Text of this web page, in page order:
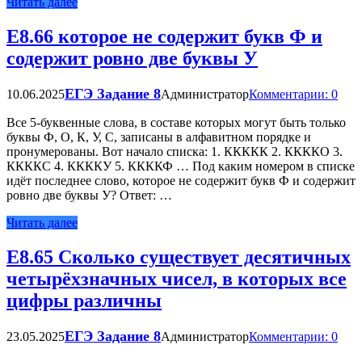
Е8.66 которое не содержит букв Ф и
содержит ровно две буквы У
10.06.2025ЕГЭ Задание 8АдминистраторКомментарии: 0
Все 5-буквенные слова, в составе которых могут быть только
буквы Ф, О, К, У, С, записаны в алфавитном порядке и
пронумерованы. Вот начало списка: 1. ККККК 2. ККККО 3.
ККККС 4. ККККУ 5. ККККФ … Под каким номером в списке
идёт последнее слово, которое не содержит букв Ф и содержит
ровно две буквы У? Ответ: …
Читать далее
Е8.65 Сколько существует десятичных
четырёхзначных чисел, в которых все
цифры различны
23.05.2025ЕГЭ Задание 8АдминистраторКомментарии: 0